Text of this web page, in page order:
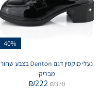
-40%
נעלי מוקסין דגם Denton בצבע שחור
מבריק
₪370
₪222